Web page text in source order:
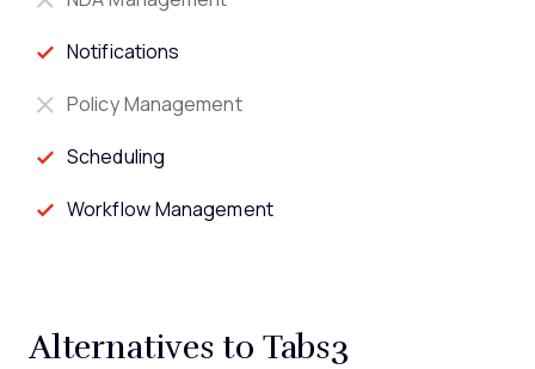
Notifications
Policy Management
Scheduling
Workflow Management
Alternatives to Tabs3